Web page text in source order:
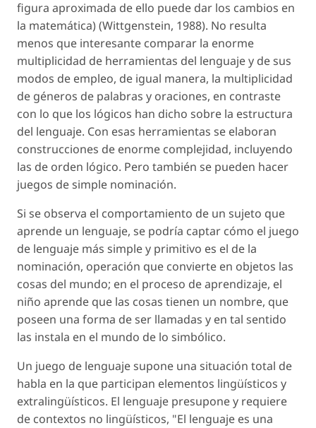
figura aproximada de ello puede dar los cambios en
la matemática) (Wittgenstein, 1988). No resulta
menos que interesante comparar la enorme
multiplicidad de herramientas del lenguaje y de sus
modos de empleo, de igual manera, la multiplicidad
de géneros de palabras y oraciones, en contraste
con lo que los lógicos han dicho sobre la estructura
del lenguaje. Con esas herramientas se elaboran
construcciones de enorme complejidad, incluyendo
las de orden lógico. Pero también se pueden hacer
juegos desimple nominación.
Si se observa el comportamiento de un sujeto que
aprende un lenguaje, se podría captar cómo el juego
de lenguaje más simple y primitivo es el de la
nominación, operación que convierte en objetos las
cosas del mundo; en el proceso de aprendizaje, el
niño aprende que las cosas tienen un nombre, que
poseen una forma de ser llamadas y en tal sentido
las instala en el mundo de lo simbólico.
Un juego de lenguaje supone una situación total de
habla en la que participan elementos lingüísticos y
extralingüísticos. El lenguaje presupone y requiere
de contextos no lingüísticos, "El lenguaje es una